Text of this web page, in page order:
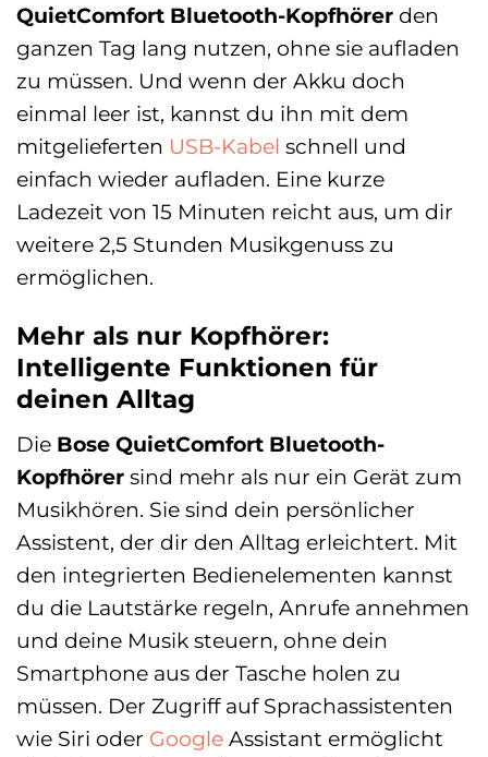
QuietComfort Bluetooth-Kopfhörer den
ganzen Tag lang nutzen, ohne sie aufladen
zu müssen. Und wenn der Akku doch
einmal leer ist, kannst du ihn mit dem
mitgelieferten USB-Kabel schnell und
einfach wieder aufladen. Eine kurze
Ladezeit von 15 Minuten reicht aus, um dir
weitere 2,5 Stunden Musikgenuss zu
ermöglichen.
Mehr als nur Kopfhörer:
Intelligente Funktionen für
deinen Alltag
Die Bose QuietComfort Bluetooth-
Kopfhörer sind mehr als nur ein Gerät zum
Musikhören. Sie sind dein persönlicher
Assistent, der dir den Alltag erleichtert. Mit
den integrierten Bedienelementen kannst
du die Lautstärke regeln, Anrufe annehmen
und deine Musik steuern, ohne dein
Smartphone aus der Tasche holen zu
müssen. Der Zugriff auf Sprachassistenten
wie Siri oder Google Assistant ermöglicht